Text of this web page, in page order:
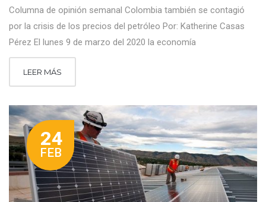
Columna de opinión semanal Colombia también se contagió
por la crisis de los precios del petróleo Por: Katherine Casas
Pérez El lunes 9 de marzo del 2020 la economía
LEER MÁS
24
FEB